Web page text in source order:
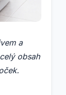
a
obsah